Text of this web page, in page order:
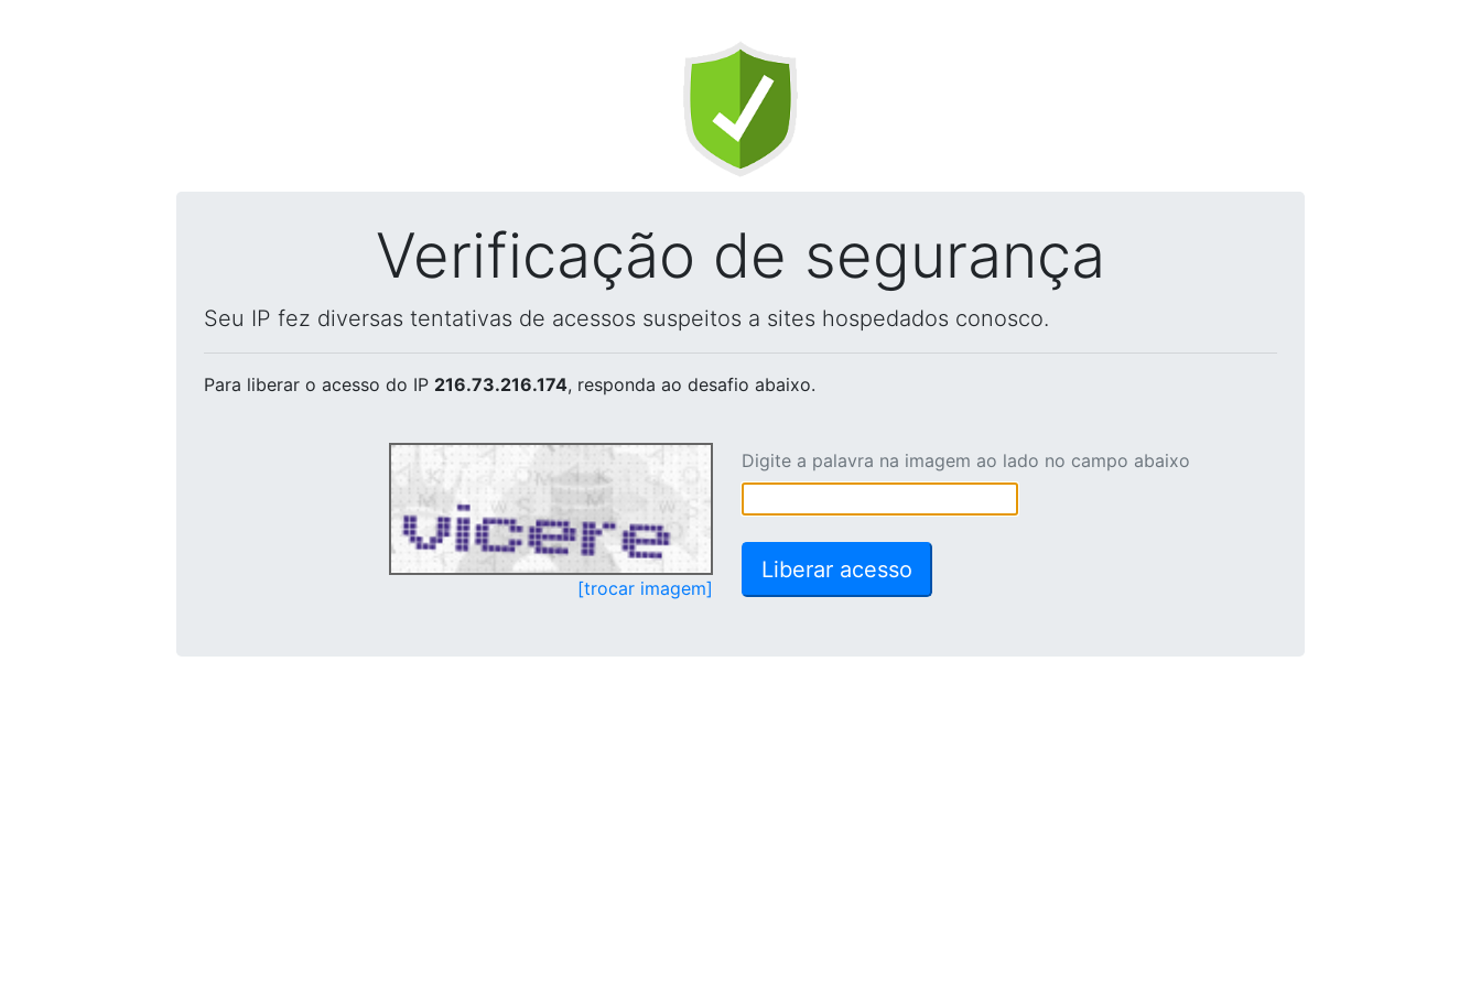
Verificação de segurança
Seu IP fez diversas tentativas de acessos suspeitos a sites hospedados conosco.
Para liberar o acesso do IP 216.73.216.174, responda ao desafio abaixo.
[trocar imagem]
Digite a palavra na imagem ao lado no campo abaixo